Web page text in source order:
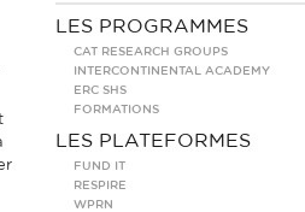
LES PROGRAMMES
CAT RESEARCH GROUPS
INTERCONTINENTAL ACADEMY
ERC SHS
FORMATIONS
LES PLATEFORMES
FUND IT
RESPIRE
WPRN